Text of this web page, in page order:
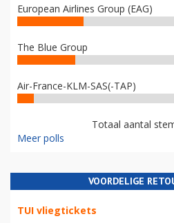
European Airlines Group (EAG)
The Blue Group
Air-France-KLM-SAS(-TAP)
Totaal aantal
Meer polls
VOORDELIGE
TUI vliegtickets